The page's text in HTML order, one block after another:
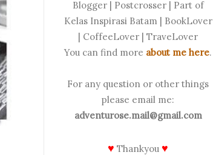
Blogger | Postcrosser | Part of
Kelas Inspirasi Batam | BookLover
| CoffeeLover | TraveLover
You can find more about me here.
For any question or other things
please email me:
adventurose.mail@gmail.com
♥ Thankyou ♥